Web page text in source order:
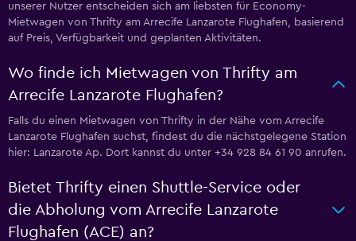
unserer Nutzer entscheiden sich am liebsten für Economy-
Mietwagen von Thrifty am Arrecife Lanzarote Flughafen, basierend
auf Preis, Verfügbarkeit und geplanten Aktivitäten.
Wo finde ich Mietwagen von Thrifty am
Arrecife Lanzarote Flughafen?
Falls du einen Mietwagen von Thrifty in der Nähe vom Arrecife
Lanzarote Flughafen suchst, findest du die nächstgelegene Station
hier: Lanzarote Ap. Dort kannst du unter +34 928 84 61 90 anrufen.
Bietet Thrifty einen Shuttle-Service oder
die Abholung vom Arrecife Lanzarote
Flughafen (ACE) an?